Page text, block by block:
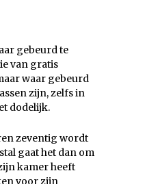
gebeurd te
van gratis
waar gebeurd
zijn, zelfs in
dodelijk.
zeventig wordt
gaat het dan om
kamer heeft
voor zijn